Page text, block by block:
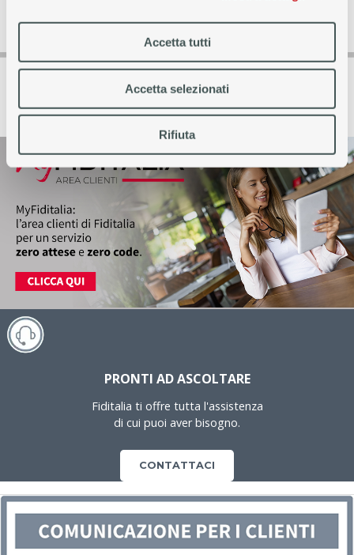
Accetta tutti
Accetta selezionati
Rifiuta
ASSISTENZA
PRONTI AD ASCOLTARE
Fiditalia ti offre tutta l'assistenza
di cui puoi aver bisogno.
CONTATTACI